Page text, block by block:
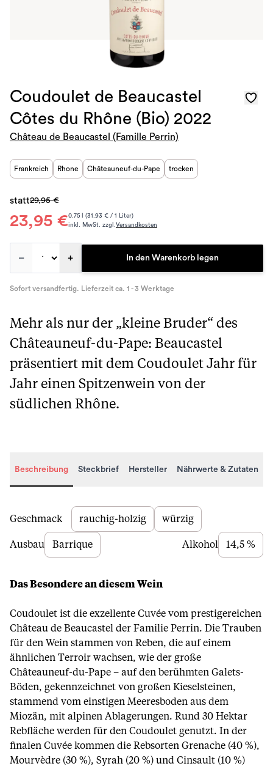
Coudoulet de Beaucastel
Côtes du Rhône (Bio) 2022
Château de Beaucastel (Famille Perrin)
Frankreich Rhone Châteauneuf-du-Pape trocken
23,95 €
statt29,95 €
0.75 l (31.93 € / 1 Liter)
inkl. MwSt. zzgl.Versandkosten
– + In den Warenkorb legen
Sofort versandfertig. Lieferzeit ca. 1 - 3 Werktage
Mehr als nur der „kleine Bruder“ des
Châteauneuf-du-Pape: Beaucastel
präsentiert mit dem Coudoulet Jahr für
Jahr einen Spitzenwein von der
südlichen Rhône.
Beschreibung Steckbrief Hersteller Nährwerte & Zutaten
Beschreibung
Geschmack rauchig-holzig würzig
Ausbau Barrique Alkohol 14,5 %
Das Besondere an diesem Wein
Coudoulet ist die exzellente Cuvée vom prestigereichen
Château de Beaucastel der Familie Perrin. Die Trauben
für den Wein stammen von Reben, die auf einem
ähnlichen Terroir wachsen, wie der große
Châteauneuf-du-Pape – auf den berühmten Galets-
Böden, gekennzeichnet von großen Kieselsteinen,
stammend vom einstigen Meeresboden aus dem
Miozän, mit alpinen Ablagerungen. Rund 30 Hektar
Rebfläche werden für den Coudoulet genutzt. In der
finalen Cuvée kommen die Rebsorten Grenache (40 %),
Mourvèdre (30 %), Syrah (20 %) und Cinsault (10 %)